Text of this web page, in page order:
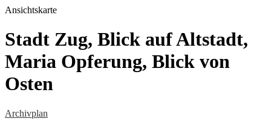
Ansichtskarte
Stadt Zug, Blick auf Altstadt,
Maria Opferung, Blick von
Osten
Archivplan